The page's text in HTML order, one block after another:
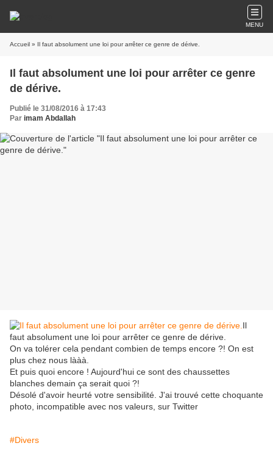
MENU
Accueil » Il faut absolument une loi pour arrêter ce genre de dérive.
Il faut absolument une loi pour arrêter ce genre
de dérive.
Publié le 31/08/2016 à 17:43
Par imam Abdallah
Il
faut absolument une loi pour arrêter ce genre de dérive.
On va tolérer cela pendant combien de temps encore ?! On est
plus chez nous lààà.
Et puis quoi encore ! Aujourd'hui ce sont des chaussettes
blanches demain ça serait quoi ?!
Désolé d'avoir heurté votre sensibilité. J'ai trouvé cette choquante
photo, incompatible avec nos valeurs, sur Twitter
#Divers